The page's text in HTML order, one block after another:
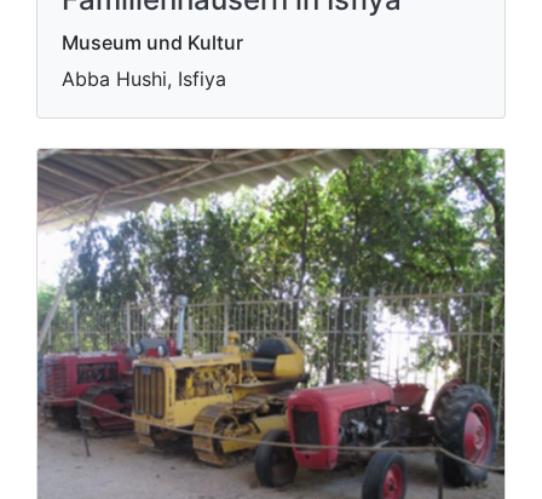
Museum und Kultur
Abba Hushi, Isfiya